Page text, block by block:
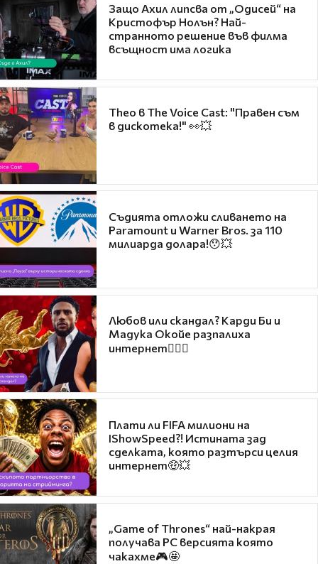
Защо Ахил липсва от „Одисей“ на
Кристофър Нолън? Най-
странното решение във филма
всъщност има логика
Theo в The Voice Cast: "Правен съм
в дискотека!" 👀💥
Съдията отложи сливането на
Paramount и Warner Bros. за 110
милиарда долара!😯💥
Любов или скандал? Карди Би и
Мадука Окойе разпалиха
интернет❤️‍🔥🔥
Плати ли FIFA милиони на
IShowSpeed?! Истината зад
сделката, която разтърси целия
интернет🤑💥
„Game of Thrones“ най-накрая
получава PC версията която
чакахме🎮🤩